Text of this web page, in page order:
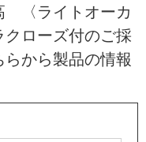
〈ライトオーカ
ローズ付のご採
から製品の情報